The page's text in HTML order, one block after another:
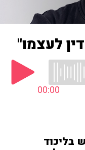
לעצמו"
00:00
בליכוד